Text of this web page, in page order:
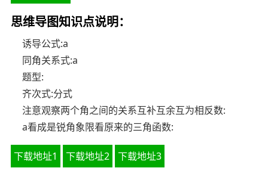
思维导图知识点说明：
诱导公式:a
同角关系式:a
题型:
齐次式:分式
注意观察两个角之间的关系互补互余互为相反数:
a看成是锐角象限看原来的三角函数:
下载地址1 下载地址2 下载地址3